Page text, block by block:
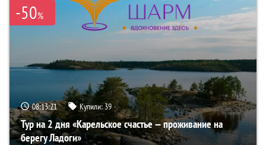
-50%
08:13:20 Купили:39
Тур на 2 дня «Карельское счастье — проживание на
берегу Ладоги»